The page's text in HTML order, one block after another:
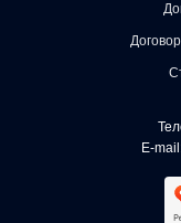
E-